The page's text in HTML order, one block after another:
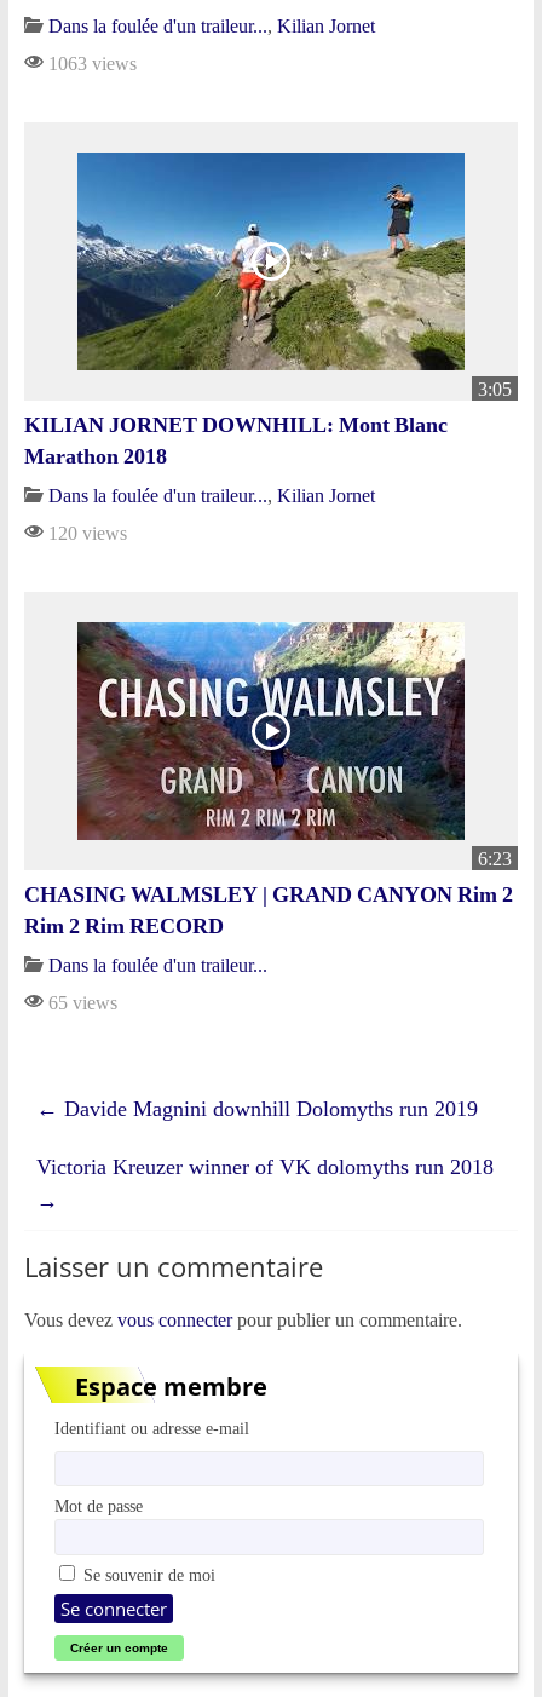
Dans la foulée d'un traileur..., Kilian Jornet
1063 views
3:05
KILIAN JORNET DOWNHILL: Mont Blanc
Marathon 2018
Dans la foulée d'un traileur...
Kilian Jornet
120 views
6:23
CHASING WALMSLEY | GRAND CANYON Rim 2
Rim 2 Rim RECORD
Dans la foulée d'un traileur...
65 views
← Davide Magnini downhill Dolomyths run 2019
Victoria Kreuzer winner of VK dolomyths run 2018
→
Laisser un commentaire
Vous devez vous connecterpour publier un commentaire.
Espace membre
Identifiant ou adresse e-mail
Mot de passe
Se souvenir de moi
Créer un compte